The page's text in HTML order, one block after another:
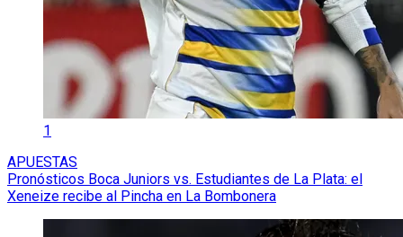
APUESTAS